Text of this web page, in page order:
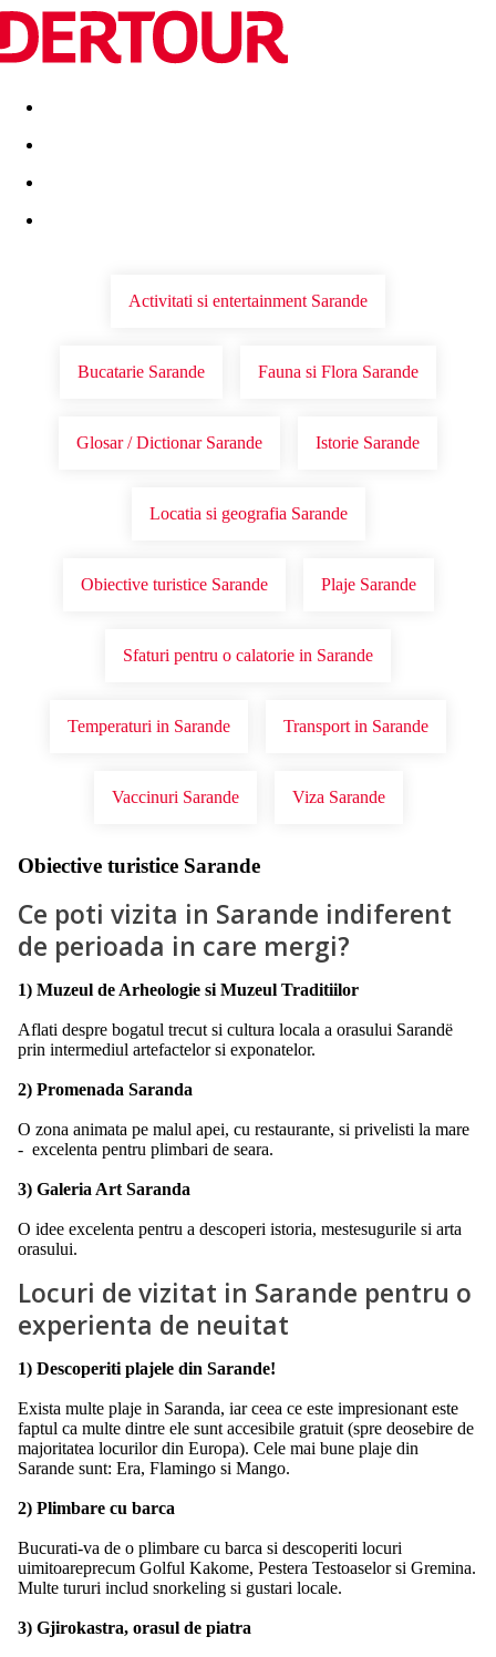
Destinatii Vacanta perfecta OFERTE DE NERATAT
Activitati si entertainment Sarande
Bucatarie Sarande Fauna si Flora Sarande
Glosar / Dictionar Sarande Istorie Sarande
Locatia si geografia Sarande
Obiective turistice Sarande Plaje Sarande
Sfaturi pentru o calatorie in Sarande
Temperaturi in Sarande Transport in Sarande
Vaccinuri Sarande Viza Sarande
Obiective turistice Sarande
Ce poti vizita in Sarande indiferent
de perioada in care mergi?
1) Muzeul de Arheologie si Muzeul Traditiilor
Aflati despre bogatul trecut si cultura locala a orasului Sarandë
prin intermediul artefactelor si exponatelor.
2) Promenada Saranda
O zona animata pe malul apei, cu restaurante, si privelisti la mare
- excelenta pentru plimbari de seara.
3) Galeria Art Saranda
O idee excelenta pentru a descoperi istoria, mestesugurile si arta
orasului.
Locuri de vizitat in Sarande pentru o
experienta de neuitat
1) Descoperiti plajele din Sarande!
Exista multe plaje in Saranda, iar ceea ce este impresionant este
faptul ca multe dintre ele sunt accesibile gratuit (spre deosebire de
majoritatea locurilor din Europa). Cele mai bune plaje din
Sarande sunt: Era, Flamingo si Mango.
2) Plimbare cu barca
Bucurati-va de o plimbare cu barca si descoperiti locuri
uimitoareprecum Golful Kakome, Pestera Testoaselor si Gremina.
Multe tururi includ snorkeling si gustari locale.
3) Gjirokastra, orasul de piatra